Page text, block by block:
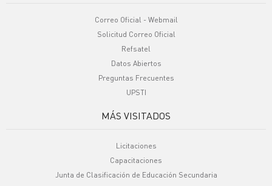
Correo Oficial - Webmail
Solicitud Correo Oficial
Refsatel
Datos Abiertos
Preguntas Frecuentes
UPSTI
MÁS VISITADOS
Licitaciones
Capacitaciones
Junta de Clasificación de Educación Secundaria